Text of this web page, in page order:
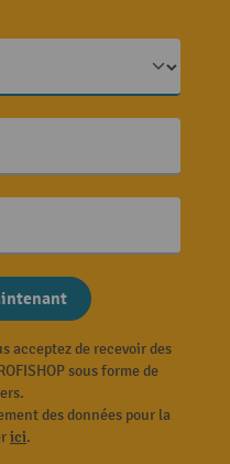
acceptez de recevoir des
sous forme de
des données pour la
ici.